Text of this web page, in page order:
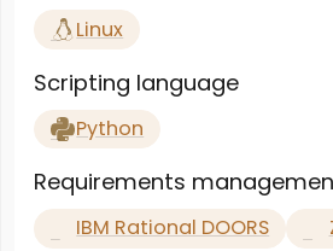
Linux
Scripting language
Python
Requirements
IBM Rational DOORS